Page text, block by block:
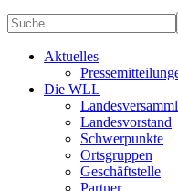
Aktuelles
Die WLL
Landesvorstand
Schwerpunkte
Ortsgruppen
Geschäftstelle
Partner